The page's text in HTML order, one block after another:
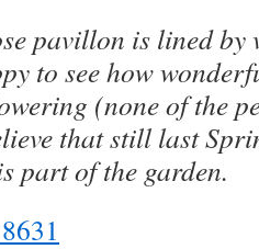
pavillon is lined by
to see how
(none of the
that still last
part of the garden.